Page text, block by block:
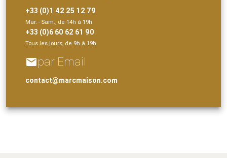
+33 (0)1 42 25 12 79
Mar. - Sam., de 14h à 19h
+33 (0)6 60 62 61 90
Tous les jours, de 9h à 19h
emailpar Email
contact@marcmaison.com